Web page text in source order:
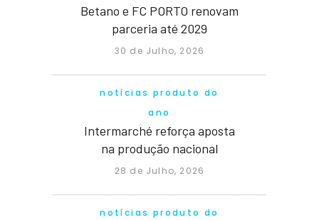
Betano e FC PORTO renovam
parceria até 2029
30 de Julho, 2026
notícias produto do
ano
Intermarché reforça aposta
na produção nacional
28 de Julho, 2026
notícias produto do